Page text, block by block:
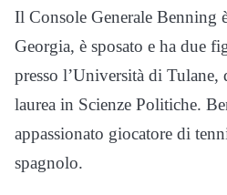
Il Console Generale Benning
Georgia, è sposato e ha due
presso l’Università di Tulane,
laurea in Scienze Politiche.
appassionato giocatore di
spagnolo.